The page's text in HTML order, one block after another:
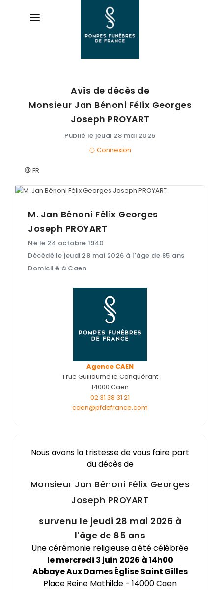
AVIS DE DÉCÈS
ORGANISER DES OBSÈQUES
PRÉVOIR SES OBSÈQUES
Livraison de plaques
Nos capitons funéraires
Nos cercueils
Nos fleurs naturelles
Nos monuments
Services aux familles
Avis de décès de
Monsieur Jan Bénoni Félix Georges
Joseph PROYART
Publié le jeudi 28 mai 2026
Connexion
FR
M. Jan Bénoni Félix Georges
Joseph PROYART
Né le 24 octobre 1940
Décédé le jeudi 28 mai 2026 à l'âge de 85 ans
Domicilié à Caen
Agence CAEN
1 rue Guillaume le Conquérant
14000 Caen
02 31 38 31 21
caen@pfdefrance.com
Nous avons la tristesse de vous faire part
du décès de
Monsieur Jan Bénoni Félix Georges
Joseph PROYART
survenu le jeudi 28 mai 2026 à
l'âge de 85 ans
Une cérémonie religieuse a été célébrée
le mercredi 3 juin 2026 à 14h00
Abbaye Aux Dames Église Saint Gilles
Place Reine Mathilde - 14000 Caen